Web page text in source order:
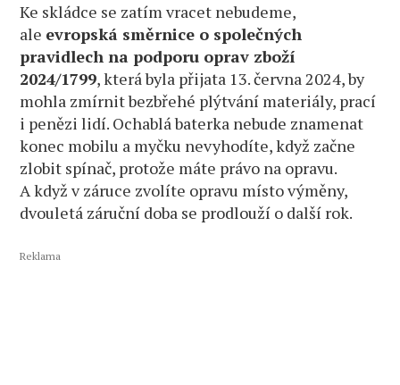
Ke skládce se zatím vracet nebudeme,
ale evropská směrnice o společných
pravidlech na podporu oprav zboží
2024/1799, která byla přijata 13. června 2024, by
mohla zmírnit bezbřehé plýtvání materiály, prací
i penězi lidí. Ochablá baterka nebude znamenat
konec mobilu a myčku nevyhodíte, když začne
zlobit spínač, protože máte právo na opravu.
A když v záruce zvolíte opravu místo výměny,
dvouletá záruční doba se prodlouží o další rok.
Reklama